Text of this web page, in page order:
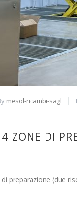
mesol-ricambi-sagl
ZONE DI
preparazione (due